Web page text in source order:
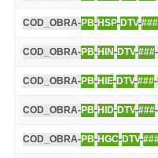
COD_OBRA-PB-HSP-DTV-###
COD_OBRA-PB-HIN-DTV-###
COD_OBRA-PB-HIE-DTV-###
COD_OBRA-PB-HID-DTV-###
COD_OBRA-PB-HGC-DTV-